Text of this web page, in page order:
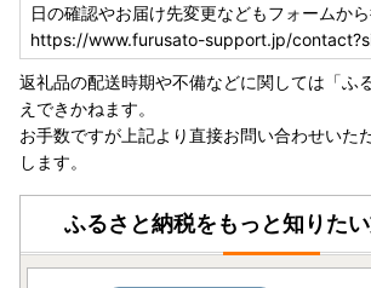
日の確認やお届け先変更などもフォームから
https://www.furusato-support.jp/
返礼品の配送時期や不備などに関しては「ふ
えできかねます。
お手数ですが上記より直接お問い合わせいた
します。
ふるさと納税をもっと知りた